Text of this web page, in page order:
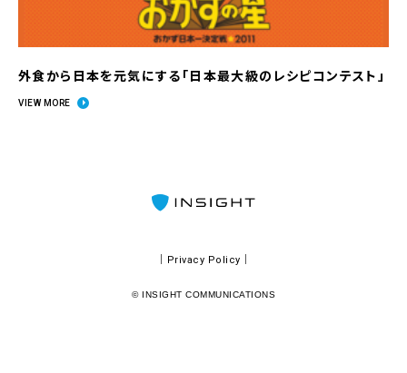
外食から日本を元気にする「日本最大級のレシピコンテスト」
VIEW MORE
｜Privacy Policy｜
© INSIGHT COMMUNICATIONS